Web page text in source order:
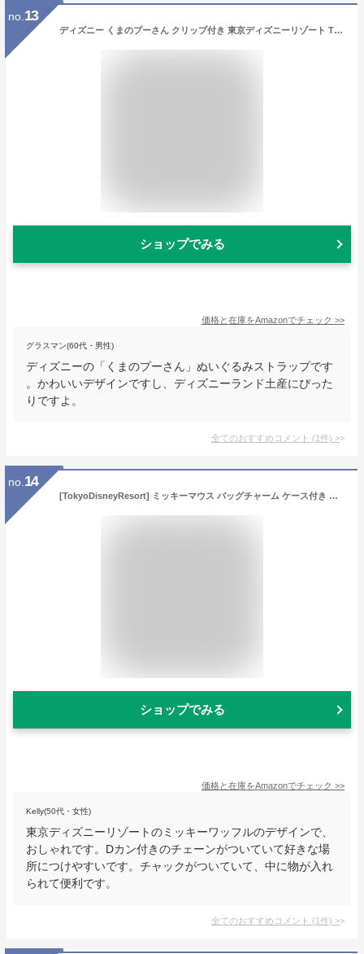
no. 13
ディズニー くまのプーさん クリップ付き 東京ディズニーリゾート TDR
ショップでみる
価格と在庫をAmazonでチェック >>
グラスマン(60代・男性)
ディズニーの「くまのプーさん」ぬいぐるみストラップです
。かわいいデザインですし、ディズニーランド土産にぴった
りですよ。
全てのおすすめコメント (1件) >
no. 14
[TokyoDisneyResort] ミッキーマウス バッグチャーム ケース付き 東京ディズニーリゾート
ショップでみる
価格と在庫をAmazonでチェック >>
Kelly(50代・女性)
東京ディズニーリゾートのミッキーワッフルのデザインで、
おしゃれです。Dカン付きのチェーンがついていて好きな場
所につけやすいです。チャックがついていて、中に物が入れ
られて便利です。
全てのおすすめコメント (1件) >